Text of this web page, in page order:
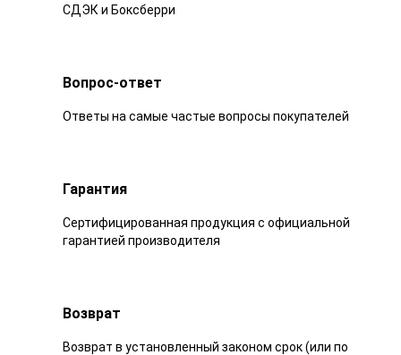
СДЭК и Боксберри
Вопрос-ответ
Ответы на самые частые вопросы покупателей
Гарантия
Сертифицированная продукция с официальной
гарантией производителя
Возврат
Возврат в установленный законом срок (или по